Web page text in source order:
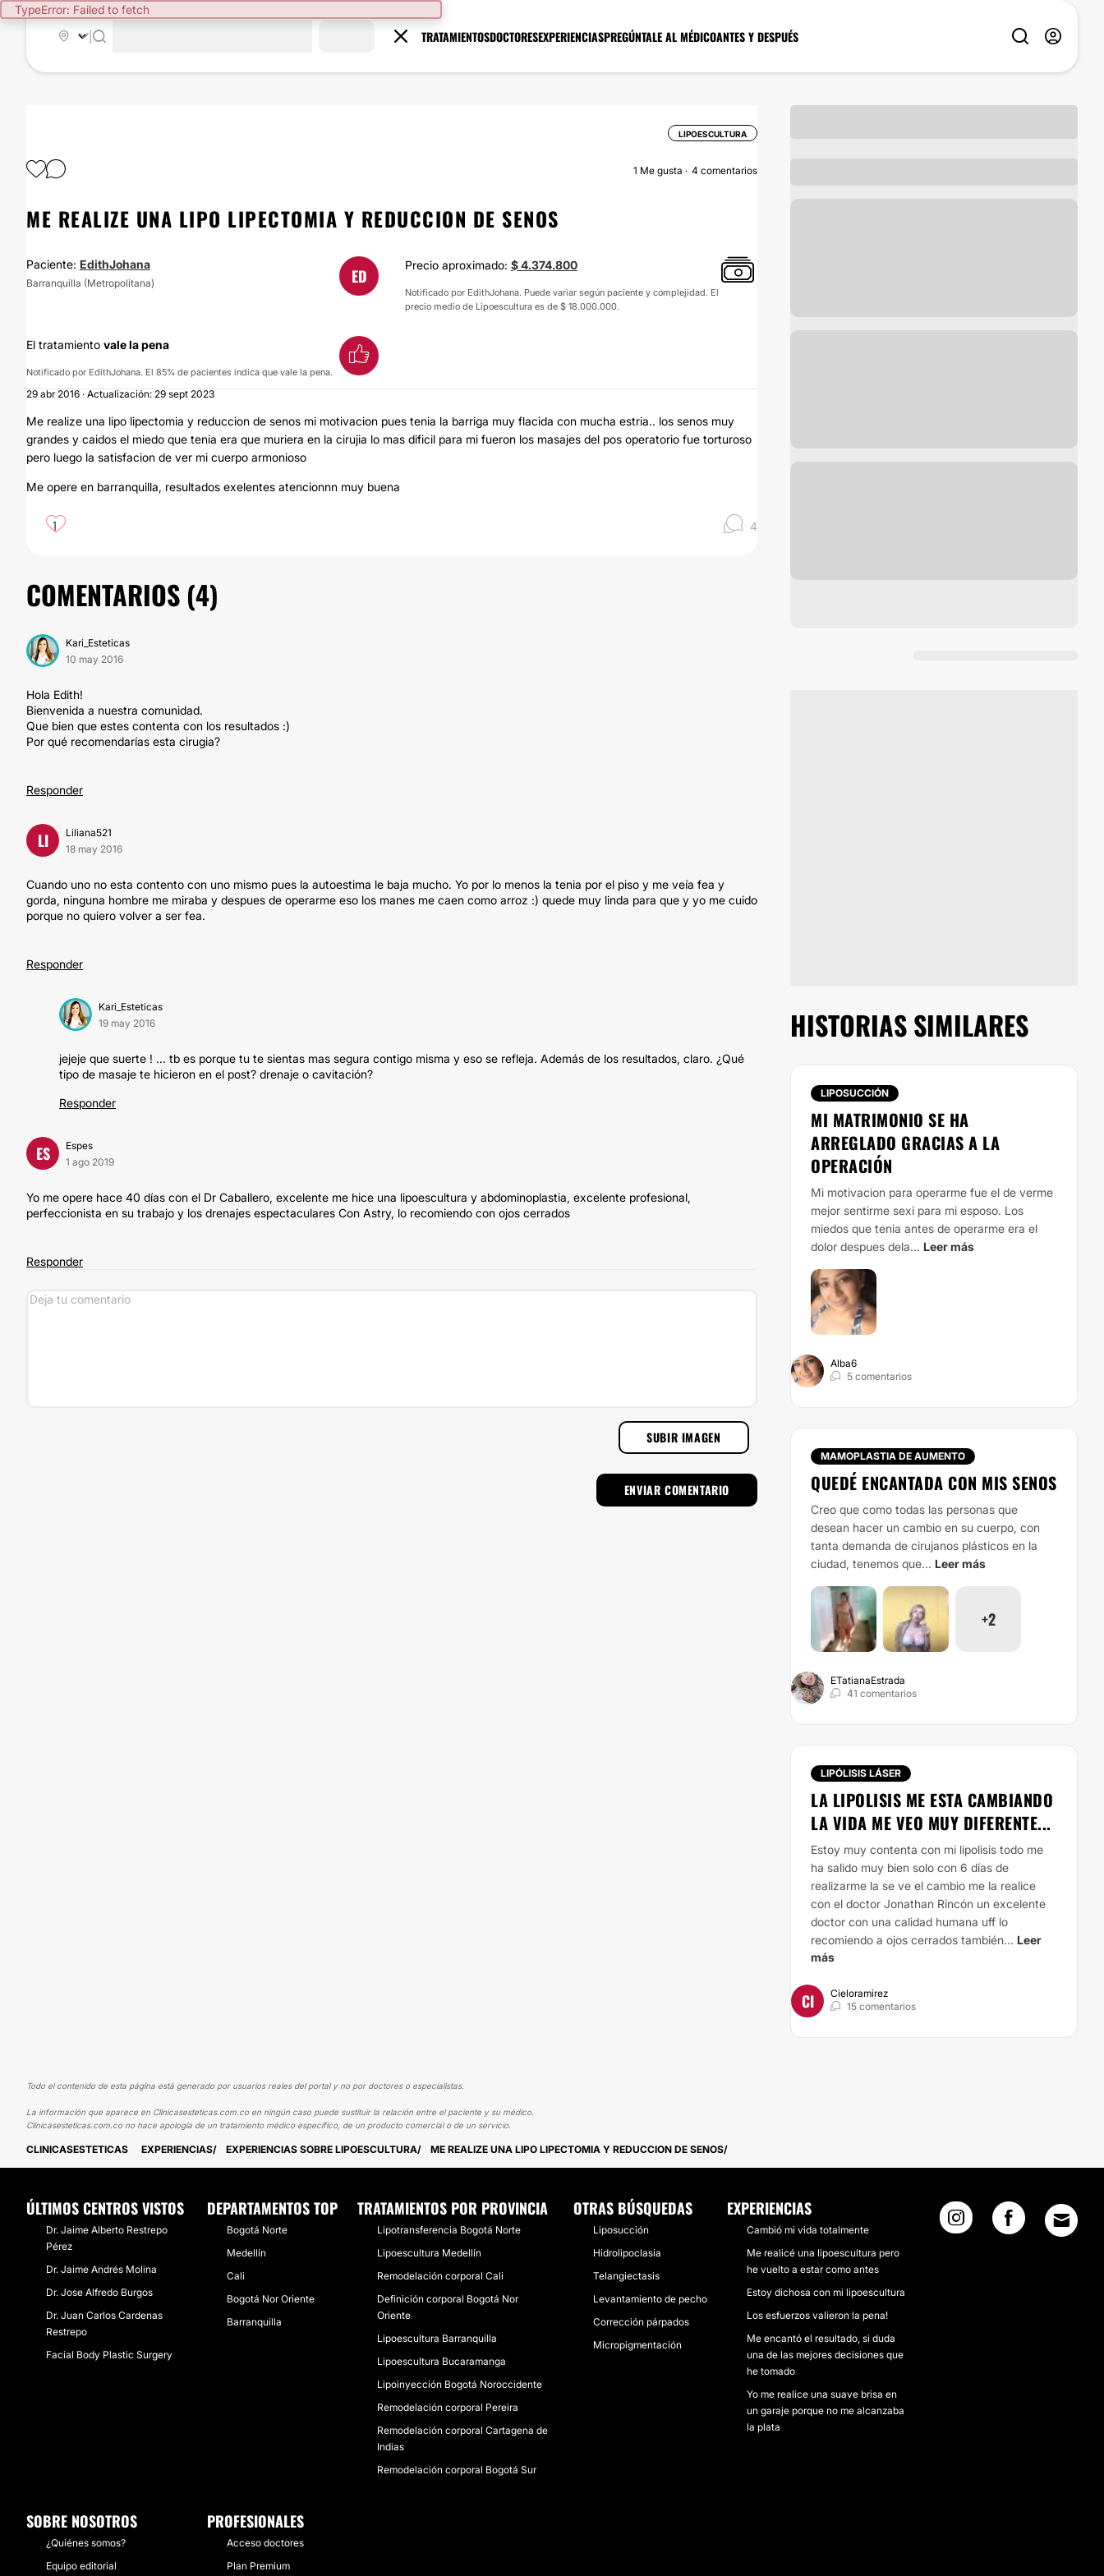
TypeError: Failed to fetch
TRATAMIENTOSDOCTORESEXPERIENCIASPREGÚNTALE AL MÉDICOANTES Y DESPUÉS
LIPOESCULTURA
1 Me gusta 4 comentarios
ME REALIZE UNA LIPO LIPECTOMIA Y REDUCCION DE SENOS
Paciente: EdithJohana
Barranquilla (Metropolitana) ED Precio aproximado: $ 4.374.800
Notificado por EdithJohana. Puede variar según paciente y complejidad. El
precio medio de Lipoescultura es de $ 18.000.000.
El tratamiento vale la pena
Notificado por EdithJohana. El 85% de pacientes indica que vale la pena.
29 abr 2016 · Actualización: 29 sept 2023
Me realize una lipo lipectomia y reduccion de senos mi motivacion pues tenia la barriga muy flacida con mucha estria.. los senos muy
grandes y caidos el miedo que tenia era que muriera en la cirujia lo mas dificil para mi fueron los masajes del pos operatorio fue torturoso
pero luego la satisfacion de ver mi cuerpo armonioso
Me opere en barranquilla, resultados exelentes atencionnn muy buena
1 4
COMENTARIOS (4)
Kari_Esteticas
10 may 2016
Hola Edith!
Bienvenida a nuestra comunidad.
Que bien que estes contenta con los resultados :)
Por qué recomendarías esta cirugia?
Responder
LI
Liliana521
18 may 2016
Cuando uno no esta contento con uno mismo pues la autoestima le baja mucho. Yo por lo menos la tenia por el piso y me veía fea y
gorda, ninguna hombre me miraba y despues de operarme eso los manes me caen como arroz :) quede muy linda para que y yo me cuido
porque no quiero volver a ser fea.
Responder
Kari_Esteticas
19 may 2016
jejeje que suerte ! ... tb es porque tu te sientas mas segura contigo misma y eso se refleja. Además de los resultados, claro. ¿Qué
tipo de masaje te hicieron en el post? drenaje o cavitación?
Responder
ES
Espes
1 ago 2019
Yo me opere hace 40 días con el Dr Caballero, excelente me hice una lipoescultura y abdominoplastia, excelente profesional,
perfeccionista en su trabajo y los drenajes espectaculares Con Astry, lo recomiendo con ojos cerrados
Responder
SUBIR IMAGEN
HISTORIAS SIMILARES
LIPOSUCCIÓN
MI MATRIMONIO SE HA
ARREGLADO GRACIAS A LA
OPERACIÓN
Mi motivacion para operarme fue el de verme
mejor sentirme sexi para mi esposo. Los
miedos que tenia antes de operarme era el
dolor despues dela... Leer más
Alba6
5 comentarios
MAMOPLASTIA DE AUMENTO
QUEDÉ ENCANTADA CON MIS SENOS
Creo que como todas las personas que
desean hacer un cambio en su cuerpo, con
tanta demanda de cirujanos plásticos en la
ciudad, tenemos que... Leer más
+2
ETatianaEstrada
41 comentarios
LIPÓLISIS LÁSER
LA LIPOLISIS ME ESTA CAMBIANDO
LA VIDA ME VEO MUY DIFERENTE...
Estoy muy contenta con mi lipolisis todo me
ha salido muy bien solo con 6 días de
realizarme la se ve el cambio me la realice
con el doctor Jonathan Rincón un excelente
doctor con una calidad humana uff lo
recomiendo a ojos cerrados también... Leer
más
CI
Cieloramirez
15 comentarios
Todo el contenido de esta página está generado por usuarios reales del portal y no por doctores o especialistas.
La información que aparece en Clinicasesteticas.com.co en ningún caso puede sustituir la relación entre el paciente y su médico.
Clinicasesteticas.com.co no hace apología de un tratamiento médico específico, de un producto comercial o de un servicio.
CLINICASESTETICAS EXPERIENCIAS EXPERIENCIAS SOBRE LIPOESCULTURA ME REALIZE UNA LIPO LIPECTOMIA Y REDUCCION DE SENOS
ÚLTIMOS CENTROS VISTOS
Dr. Jaime Alberto Restrepo
Pérez
Dr. Jaime Andrés Molina
Dr. Jose Alfredo Burgos
Dr. Juan Carlos Cardenas
Restrepo
Facial Body Plastic Surgery
DEPARTAMENTOS TOP
Bogotá Norte
Medellín
Cali
Bogotá Nor Oriente
Barranquilla
TRATAMIENTOS POR PROVINCIA
Lipotransferencia Bogotá Norte
Lipoescultura Medellín
Remodelación corporal Cali
Definición corporal Bogotá Nor
Oriente
Lipoescultura Barranquilla
Lipoescultura Bucaramanga
Lipoinyección Bogotá Noroccidente
Remodelación corporal Pereira
Remodelación corporal Cartagena de
Indias
Remodelación corporal Bogotá Sur
OTRAS BÚSQUEDAS
Liposucción
Hidrolipoclasia
Telangiectasis
Levantamiento de pecho
Corrección párpados
Micropigmentación
EXPERIENCIAS
Cambió mi vida totalmente
Me realicé una lipoescultura pero
he vuelto a estar como antes
Estoy dichosa con mi lipoescultura
Los esfuerzos valieron la pena!
Me encantó el resultado, si duda
una de las mejores decisiones que
he tomado
Yo me realice una suave brisa en
un garaje porque no me alcanzaba
la plata
SOBRE NOSOTROS
¿Quiénes somos?
Equipo editorial
PROFESIONALES
Acceso doctores
Plan Premium